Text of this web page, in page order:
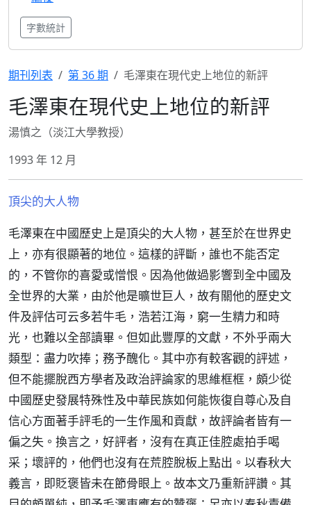
字數統計
期刊列表 第 36 期 毛澤東在現代史上地位的新評
毛澤東在現代史上地位的新評
湯慎之（淡江大學教授）
1993 年 12 月
頂尖的大人物
毛澤東在中國歷史上是頂尖的大人物，甚至於在世界史
上，亦有很顯著的地位。這樣的評斷，誰也不能否定
的，不管你的喜愛或憎恨。因為他做過影響到全中國及
全世界的大業，由於他是曠世巨人，故有關他的歷史文
件及評估可云多若牛毛，浩若江海，窮一生精力和時
光，也難以全部讀畢。但如此豐厚的文獻，不外乎兩大
類型：盡力吹捧；務予醜化。其中亦有較客觀的評述，
但不能擺脫西方學者及政治評論家的思維框框，頗少從
中國歷史發展特殊性及中華民族如何能恢復自尊心及自
信心方面著手評毛的一生作風和貢獻，故評論者皆有一
偏之失。換言之，好評者，沒有在真正佳腔處拍手喝
采；壞評的，他們也沒有在荒腔脫板上點出。以春秋大
義言，即貶褒皆未在節骨眼上。故本文乃重新評讚。其